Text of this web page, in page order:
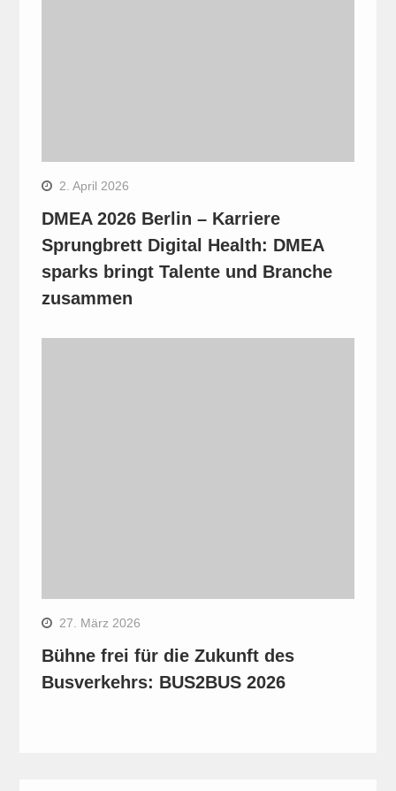
2. April 2026
DMEA 2026 Berlin – Karriere
Sprungbrett Digital Health: DMEA
sparks bringt Talente und Branche
zusammen
27. März 2026
Bühne frei für die Zukunft des
Busverkehrs: BUS2BUS 2026